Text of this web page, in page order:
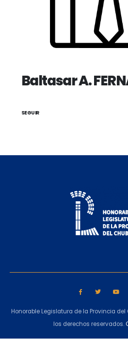
Baltasar A.
SEGUIR
Honorable Legislatura de la Provincia del
los derechos reservados.